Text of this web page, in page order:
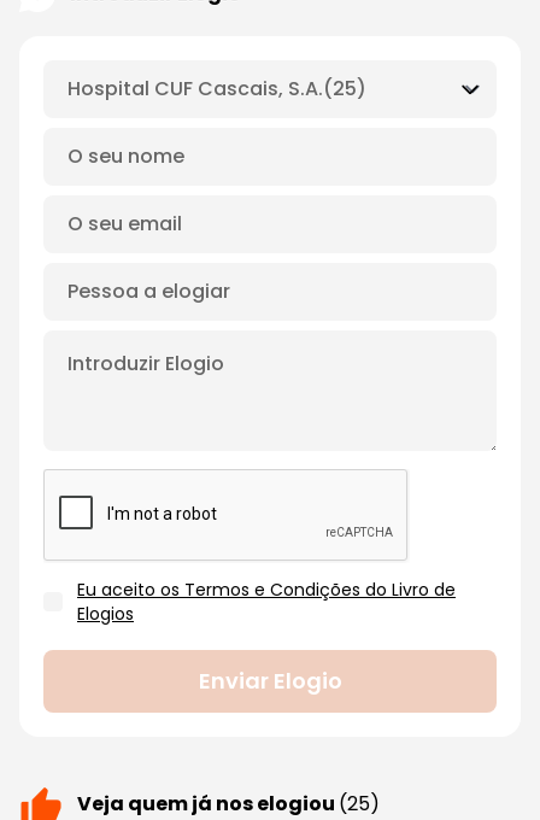
Veja quem já nos elogiou (25)
Eu aceito os Termos e Condições do Livro de
Elogios
Enviar Elogio